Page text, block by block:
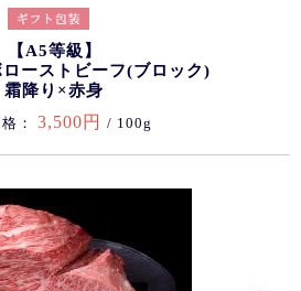
【A5等級】
ーストビーフ(ブロック)
霜降り×赤身
： 3,500円 / 100g